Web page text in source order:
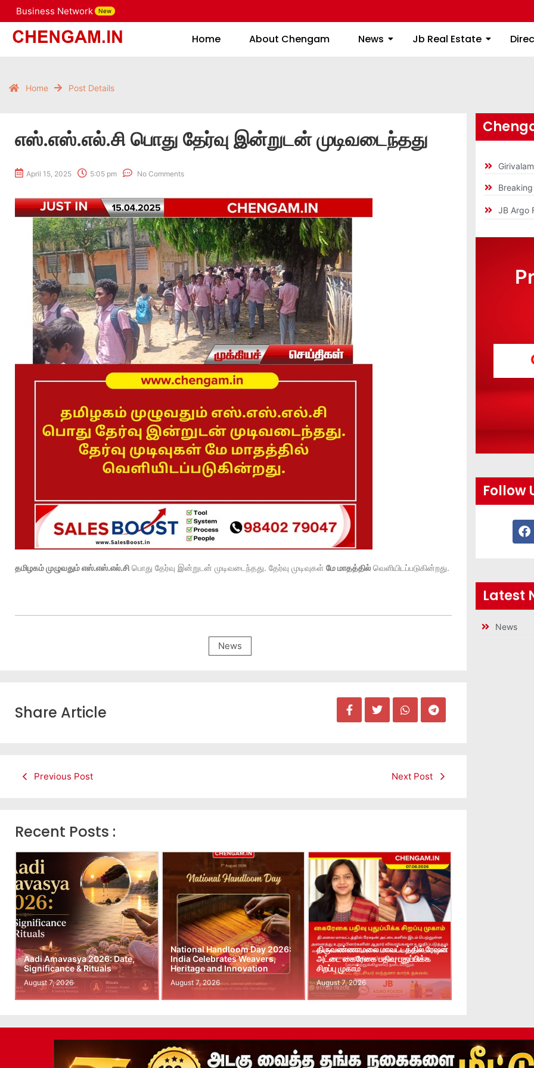
Business Network New
Home About Chengam News Jb Real Estate
Home About Chengam News Jb Real Estate
Home Post Details
எஸ்.எஸ்.எல்.சி பொது தேர்வு இன்றுடன் முடிவடைந்தது
April 15, 2025 5:05 pm No Comments
தமிழகம் முழுவதும் எஸ்.எஸ்.எல்.சிபொது தேர்வு இன்றுடன் முடிவடைந்தது. தேர்வு முடிவுகள் மே மாதத்தில் வெளியிடப்படுகின்றது.
News
Share Article
Previous Post Next Post
Recent Posts :
Aadi Amavasya 2026: Date,
Significance & Rituals
August 7, 2026
National Handloom Day 2026:
India Celebrates Weavers,
Heritage and Innovation
August 7, 2026
திருவண்ணாமலை மாவட்டத்தில் ரேஷன்
அட்டை கைரேகை பதிவு புதுப்பிக்க
சிறப்பு முகாம்
August 7, 2026
JB Argo
Follow
Latest
News